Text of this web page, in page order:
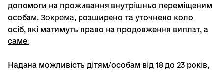
допомоги на проживання внутрішньо переміщеним
особам. Зокрема, розширено та уточнено коло
осіб, які матимуть право на продовження виплат, а
саме:
Надана можливість дітям/особам від 18 до 23 років,